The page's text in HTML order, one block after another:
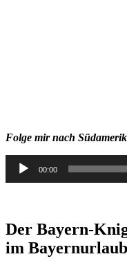
Folge mir nach
Audio-
Player
00:00
Der Bayern-
im